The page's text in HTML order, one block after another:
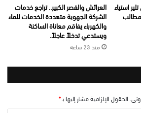
استياء العرائش والقصر الكبير.. تراجع خدمات
الشركة الجهوية متعددة الخدمات للماء
والكهرباء يفاقم معاناة الساكنة
ويستدعي تدخلاً عاجلاً.
منذ 23 ساعة
الحقول الإلزامية مشار إليها بـ*